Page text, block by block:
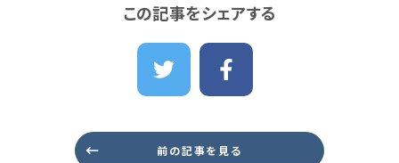
この記事をシェアする
前の記事を見る